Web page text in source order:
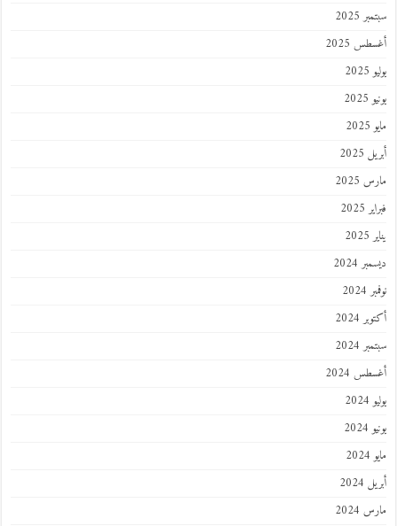
سبتمبر 2025
أغسطس 2025
يوليو 2025
يونيو 2025
مايو 2025
أبريل 2025
مارس 2025
فبراير 2025
يناير 2025
ديسمبر 2024
نوفمبر 2024
أكتوبر 2024
سبتمبر 2024
أغسطس 2024
يوليو 2024
يونيو 2024
مايو 2024
أبريل 2024
مارس 2024